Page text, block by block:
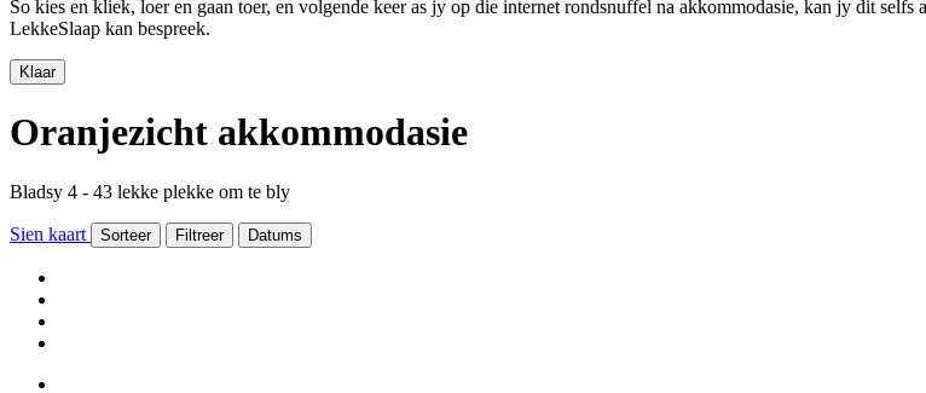
So kies en kliek, loer en gaan toer, en volgende keer as jy op die internet rondsnuffel na akkommodasie, kan jy dit selfs
LekkeSlaap kan bespreek.
Klaar
Oranjezicht akkommodasie
Bladsy 4 - 43 lekke plekke om te bly
Sien kaart Sorteer Filtreer Datums